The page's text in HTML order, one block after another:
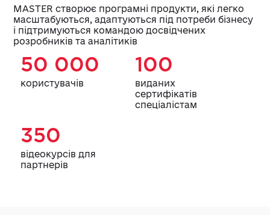
MASTER створює програмні продукти, які легко
масштабуються, адаптуються під потреби бізнесу
і підтримуються командою досвідчених
розробників та аналітиків
50 000
користувачів
100
виданих
сертифікатів
спеціалістам
350
відеокурсів для
партнерів